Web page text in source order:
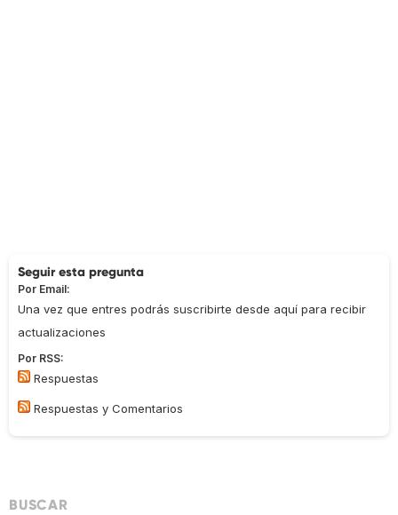
Seguir esta pregunta
Por Email:
Una vez que entres podrás suscribirte desde aquí para recibir
actualizaciones
Por RSS:
Respuestas
Respuestas y Comentarios
BUSCAR